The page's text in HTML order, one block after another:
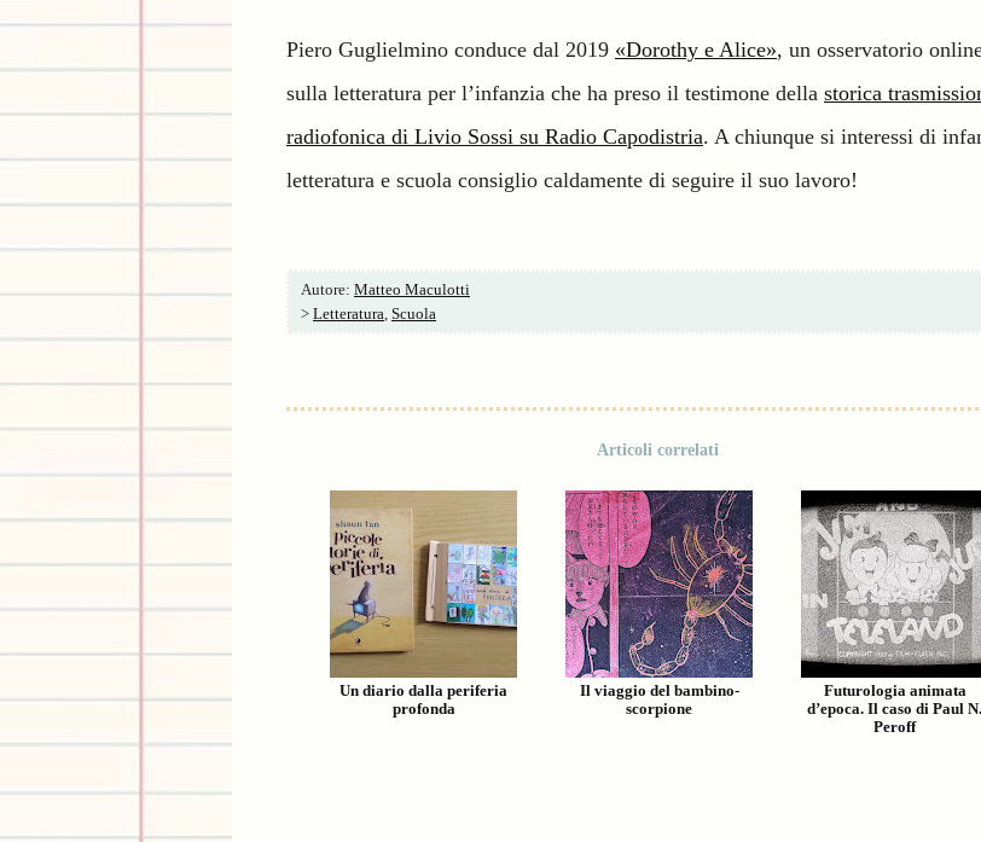
Piero Guglielmino conduce dal 2019 «Dorothy e Alice», un osservatorio
sulla letteratura per l’infanzia che ha preso il testimone della storica
radiofonica di Livio Sossi su Radio Capodistria. A chiunque si interessi di
letteratura e scuola consiglio caldamente di seguire il suo lavoro!
Autore: Matteo Maculotti
> Letteratura, Scuola
Articoli correlati
Un diario dalla periferia
profonda
Il viaggio del bambino-
scorpione
Futurologia animata
d’epoca. Il caso di Paul N.
Peroff